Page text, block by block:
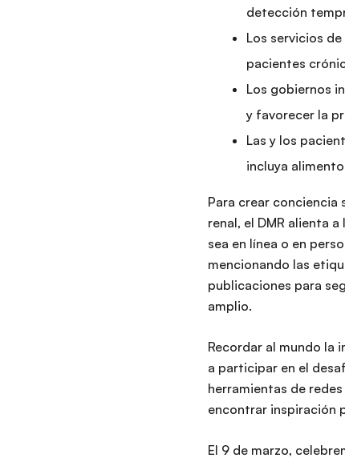
detección
Los servicios
pacientes
Los gobiernos
y favorecer la
Las y los
incluya
Para crear conciencia
renal, el DMR alienta
sea en línea o en
mencionando las
publicaciones para
amplio.
Recordar al mundo la
a participar en el
herramientas de
encontrar inspiración
El 9 de marzo,